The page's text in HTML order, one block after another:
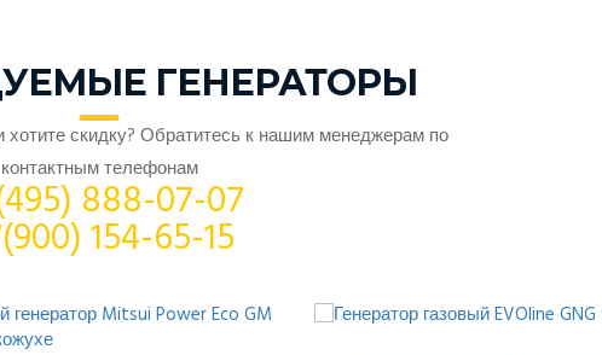
ГЕНЕРАТОРЫ
скидку? Обратитесь к нашим менеджерам по
контактным телефонам
888-07-07
154-65-15